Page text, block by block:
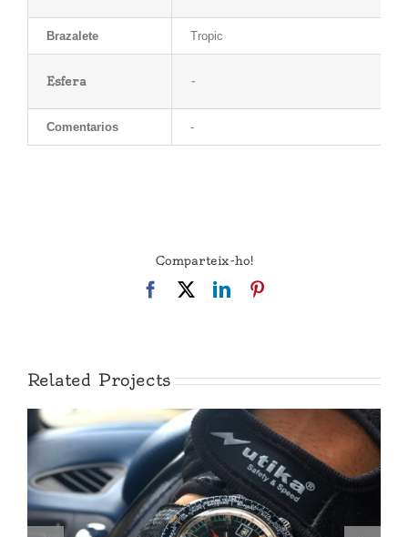
Brazalete Tropic
Esfera -
Comentarios -
Comparteix-ho!
FacebookLinkedIn
Related Projects